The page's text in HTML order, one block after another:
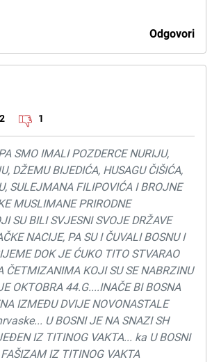
Odgovori
2 1
SMO IMALI POZDERCE NURIJU,
DŽEMU BIJEDIĆA, HUSAGU ČIŠIĆA,
SULEJMANA FILIPOVIĆA I BROJNE
MUSLIMANE PRIRODNE
SU BILI SVJESNI SVOJE DRŽAVE
NACIJE, PA SU I ČUVALI BOSNU I
DOK JE ĆUKO TITO STVARAO
ČETMIZANIMA KOJI SU SE NABRZINU
OKTOBRA 44.G....INAČE BI BOSNA
IZMEĐU DVIJE NOVONASTALE
U BOSNI JE NA SNAZI SH
IZ TITINOG VAKTA... ka U BOSNI
IZ TITINOG VAKTA